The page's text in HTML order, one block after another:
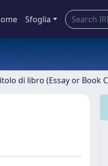
Sfoglia
di libro (Essay or Book